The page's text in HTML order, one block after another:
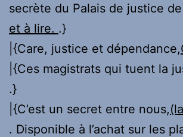
secrète du Palais de justice de
et à lire. .}
|{Care, justice et dépendance,
|{Ces magistrats qui tuent la
.}
|{C’est un secret entre nous,
. Disponible à l’achat sur les